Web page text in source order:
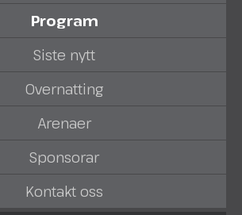
Program
Siste nytt
Overnatting
Arenaer
Sponsorar
Kontakt oss